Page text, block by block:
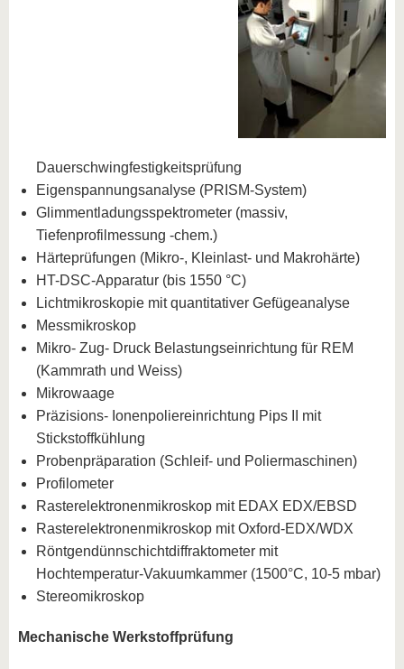
Dauerschwingfestigkeitsprüfung
Eigenspannungsanalyse (PRISM-System)
Glimmentladungsspektrometer (massiv,
Tiefenprofilmessung -chem.)
Härteprüfungen (Mikro-, Kleinlast- und Makrohärte)
HT-DSC-Apparatur (bis 1550 °C)
Lichtmikroskopie mit quantitativer Gefügeanalyse
Messmikroskop
Mikro- Zug- Druck Belastungseinrichtung für REM
(Kammrath und Weiss)
Mikrowaage
Präzisions- Ionenpoliereinrichtung Pips II mit
Stickstoffkühlung
Probenpräparation (Schleif- und Poliermaschinen)
Profilometer
Rasterelektronenmikroskop mit EDAX EDX/EBSD
Rasterelektronenmikroskop mit Oxford-EDX/WDX
Röntgendünnschichtdiffraktometer mit
Hochtemperatur-Vakuumkammer (1500°C, 10-5 mbar)
Stereomikroskop
Mechanische Werkstoffprüfung